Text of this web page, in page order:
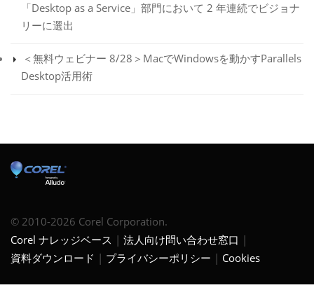
「Desktop as a Service」部門において 2 年連続でビジョナ
リーに選出
＜無料ウェビナー 8/28＞MacでWindowsを動かすParallels
Desktop活用術
© 2010-2026 Corel Corporation.
Corel ナレッジベース
法人向け問い合わせ窓口
資料ダウンロード
プライバシーポリシー Cookies